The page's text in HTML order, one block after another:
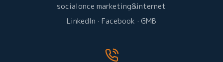
socialonce marketing&internet
LinkedIn · Facebook · GMB